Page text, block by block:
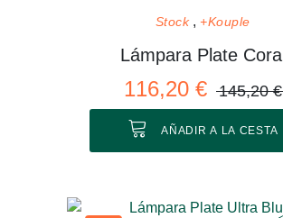
Stock +Kouple
Lámpara Plate Coral
116,20 € 145,20 €
AÑADIR A LA CESTA